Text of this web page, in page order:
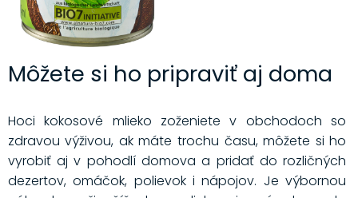
Môžete si ho pripraviť aj doma
Hoci kokosové mlieko zoženiete v obchodoch so
zdravou výživou, ak máte trochu času, môžete si ho
vyrobiť aj v pohodlí domova a pridať do rozličných
dezertov, omáčok, polievok i nápojov. Je výbornou